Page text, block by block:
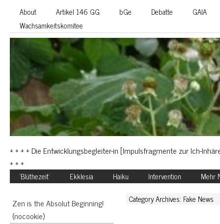
About Artikel 146 GG bGe Debatte
GAIA
Wachsamkeitskomitee
+ + + + Die Entwicklungsbegleiter-in [Impulsfragmente zur Ich-
+ + +
‘Blüthezeit’ Ekklesia Haiku Intervention Mehr
Zen is the Absolut Beginning!
(nocookie)
Category Archives: Fake News